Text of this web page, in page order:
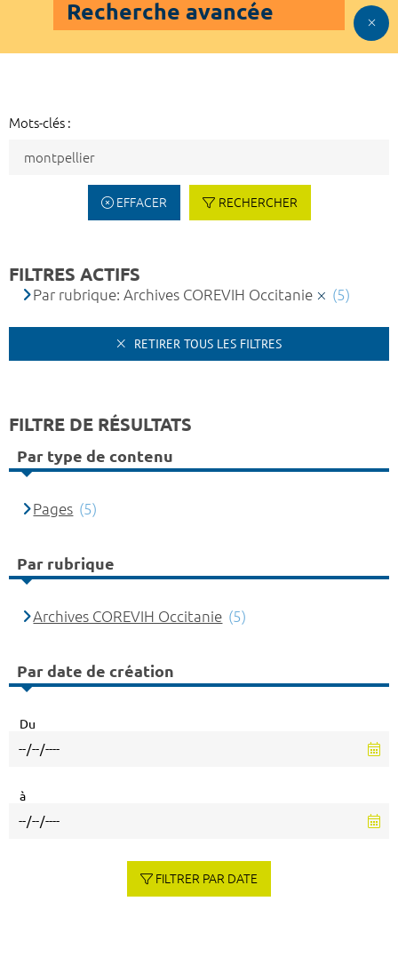
Recherche avancée
Mots-clés :
EFFACER RECHERCHER
FILTRES ACTIFS
Par rubrique: Archives COREVIH Occitanie (5)
RETIRER TOUS LES FILTRES
FILTRE DE RÉSULTATS
Par type de contenu
Pages (5)
Par rubrique
Archives COREVIH Occitanie (5)
Par date de création
Du
à
FILTRER PAR DATE